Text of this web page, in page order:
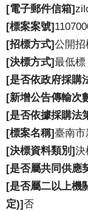
[電子郵件信箱]
[標案案號]
[招標方式]公開招
[決標方式]最低標
[是否依政府採購
[新增公告傳輸次
[是否依據採購法
[標案名稱]臺南
[決標資料類別]決
[是否屬共同供應
[是否屬二以上機
定)]否